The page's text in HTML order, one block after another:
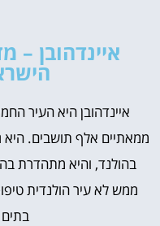
איינדהובן –
איינדהובן היא העיר
ממאתיים אלף תושבים.
בהולנד, והיא מתהדרת
ממש לא עיר הולנדית
בתים